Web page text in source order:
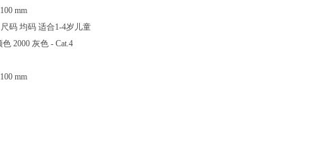
mm
码 均码 适合1-4岁儿童
2000 灰色 - Cat.4
mm